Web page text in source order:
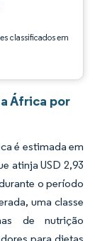
classificados em
África por
é estimada em
atinja USD 2,93
o período
uma classe
de nutrição